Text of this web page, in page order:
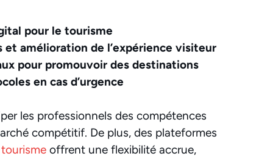
pour le tourisme
amélioration de l’expérience visiteur
pour promouvoir des destinations
en cas d’urgence
les professionnels des compétences
compétitif. De plus, des plateformes
offrent une flexibilité accrue,